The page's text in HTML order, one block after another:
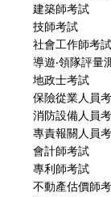
建築師考試
技師考試
社會工作師‍考試
導遊‧領隊評量
地政士考試
保險從業人員
消防設備人員
專責報關人員
會計師考試
專利師考試
不動產估價師